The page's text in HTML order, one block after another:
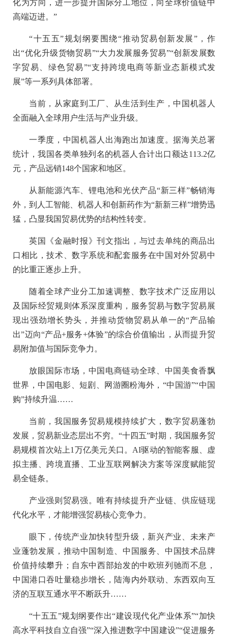
化为方向，进一步提升国际分工地位，向全球价值链中
高端迈进。”
“十五五”规划纲要围绕“推动贸易创新发展”，作
出“优化升级货物贸易”“大力发展服务贸易”“创新发展数
字贸易、绿色贸易”“支持跨境电商等新业态新模式发
展”等一系列具体部署。
当前，从家庭到工厂、从生活到生产，中国机器人
全面融入全球用户生活与产业升级。
一季度，中国机器人出海跑出加速度。据海关总署
统计，我国各类单独列名的机器人合计出口额达113.2亿
元，产品远销148个国家和地区。
从新能源汽车、锂电池和光伏产品“新三样”畅销海
外，到人工智能、机器人和创新药作为“新新三样”增势迅
猛，凸显我国贸易优势的结构性转变。
英国《金融时报》刊文指出，与过去单纯的商品出
口相比，技术、数字系统和配套服务在中国对外贸易中
的比重正逐步上升。
随着全球产业分工加速调整、数字技术广泛应用以
及国际经贸规则体系深度重构，服务贸易与数字贸易展
现出强劲增长势头，并推动货物贸易从单一的“产品输
出”迈向“产品+服务+体验”的综合价值输出，从而提升贸
易附加值与国际竞争力。
放眼国际市场，中国电商链动全球、中国美食香飘
世界，中国电影、短剧、网游圈粉海外，“中国游”“中国
购”持续升温……
当前，我国服务贸易规模持续扩大，数字贸易蓬勃
发展，贸易新业态层出不穷。“十四五”时期，我国服务贸
易规模首次站上1万亿美元关口。AI驱动的智能客服、虚
拟主播、跨境直播、工业互联网解决方案等深度赋能贸
易全链条。
产业强则贸易强。唯有持续提升产业链、供应链现
代化水平，才能增强贸易核心竞争力。
眼下，传统产业加快转型升级，新兴产业、未来产
业蓬勃发展，推动中国制造、中国服务、中国技术品牌
价值持续攀升；自东中西部始发的中欧班列驰而不息，
中国港口吞吐量稳步增长，陆海内外联动、东西双向互
济的互联互通水平不断跃升……
“十五五”规划纲要作出“建设现代化产业体系”“加快
高水平科技自立自强”“深入推进数字中国建设”“促进服务